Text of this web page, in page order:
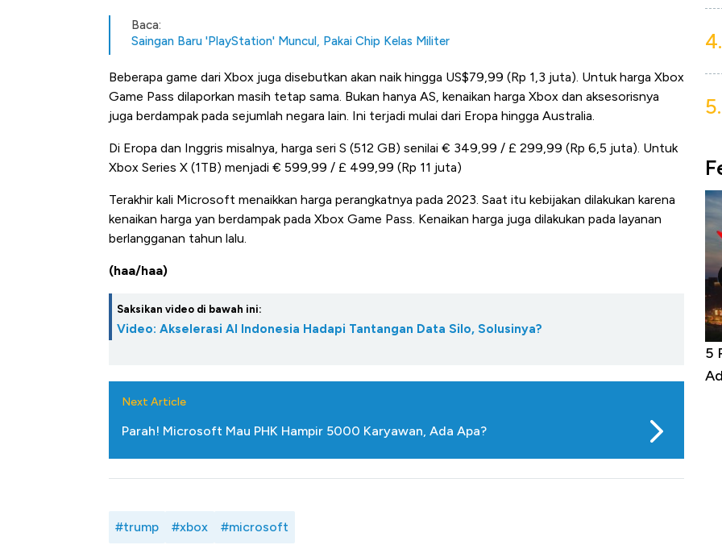
Baca:
Saingan Baru 'PlayStation' Muncul, Pakai Chip Kelas Militer
Beberapa game dari Xbox juga disebutkan akan naik hingga US$79,99 (Rp 1,3 juta). Untuk harga Xbox
Game Pass dilaporkan masih tetap sama. Bukan hanya AS, kenaikan harga Xbox dan aksesorisnya
juga berdampak pada sejumlah negara lain. Ini terjadi mulai dari Eropa hingga Australia.
Di Eropa dan Inggris misalnya, harga seri S (512 GB) senilai € 349,99 / £ 299,99 (Rp 6,5 juta). Untuk
Xbox Series X (1TB) menjadi € 599,99 / £ 499,99 (Rp 11 juta)
Terakhir kali Microsoft menaikkan harga perangkatnya pada 2023. Saat itu kebijakan dilakukan karena
kenaikan harga yan berdampak pada Xbox Game Pass. Kenaikan harga juga dilakukan pada layanan
berlangganan tahun lalu.
(haa/haa)
Saksikan video di bawah ini:
Video: Akselerasi AI Indonesia Hadapi Tantangan Data Silo, Solusinya?
Next Article
Parah! Microsoft Mau PHK Hampir 5000 Karyawan, Ada Apa?
#trump #xbox #microsoft
4.
5.
5